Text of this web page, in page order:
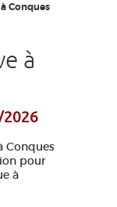
Conques
à
Conques
pour
à